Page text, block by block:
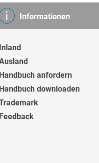
Informationen
Inland
Handbuch anfordern
Handbuch downloaden
Feedback